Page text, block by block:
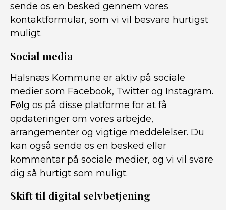
sende os en besked gennem vores
kontaktformular, som vi vil besvare hurtigst
muligt.
Social media
Halsnæs Kommune er aktiv på sociale
medier som Facebook, Twitter og Instagram.
Følg os på disse platforme for at få
opdateringer om vores arbejde,
arrangementer og vigtige meddelelser. Du
kan også sende os en besked eller
kommentar på sociale medier, og vi vil svare
dig så hurtigt som muligt.
Skift til digital selvbetjening